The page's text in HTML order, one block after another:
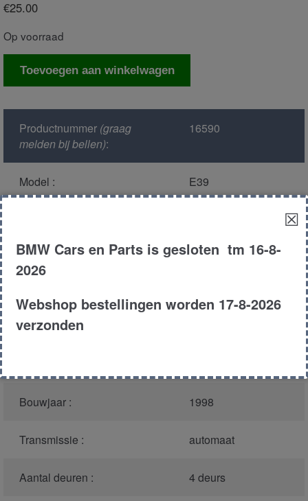
€25.00
Op voorraad
Lambdasonde
Toevoegen aan winkelwagen
Productnummer(graag
melden bij bellen):
16590
Model : E39
Metallic
Motor type :
Bouwjaar : 1998
Transmissie : automaat
Aantal deuren : 4 deurs
☒
BMW Cars en Parts is gesloten tm 16-8-
2026
Webshop bestellingen worden 17-8-2026
verzonden